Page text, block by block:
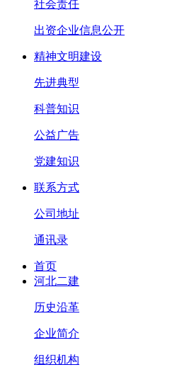
社会责任
出资企业信息公开
精神文明建设
先进典型
科普知识
公益广告
党建知识
联系方式
公司地址
通讯录
首页
河北二建
历史沿革
企业简介
组织机构